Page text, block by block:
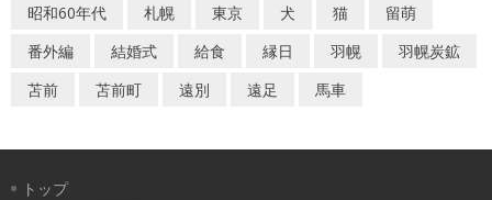
昭和60年代
札幌 東京 犬 猫
留萌
番外編
結婚式 給食 縁日 羽幌
羽幌炭鉱
苫前
苫前町 遠別 遠足 馬車
トップ